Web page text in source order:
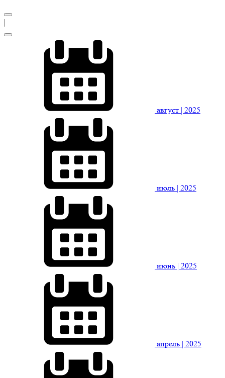
|
август | 2025
июль | 2025
июнь | 2025
апрель | 2025